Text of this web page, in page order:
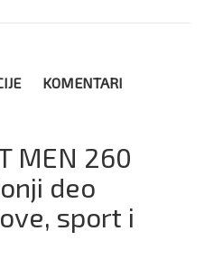
KOMENTARI
MEN 260
deo
sport i